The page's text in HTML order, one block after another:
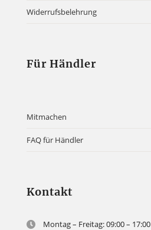
Widerrufsbelehrung
Für Händler
Mitmachen
FAQ für Händler
Kontakt
Montag – Freitag: 09:00 – 17:00